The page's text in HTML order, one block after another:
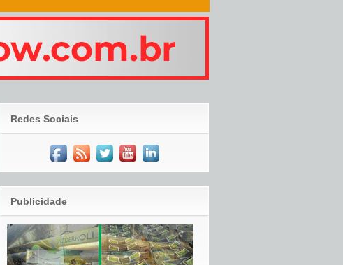
Redes Sociais
Publicidade